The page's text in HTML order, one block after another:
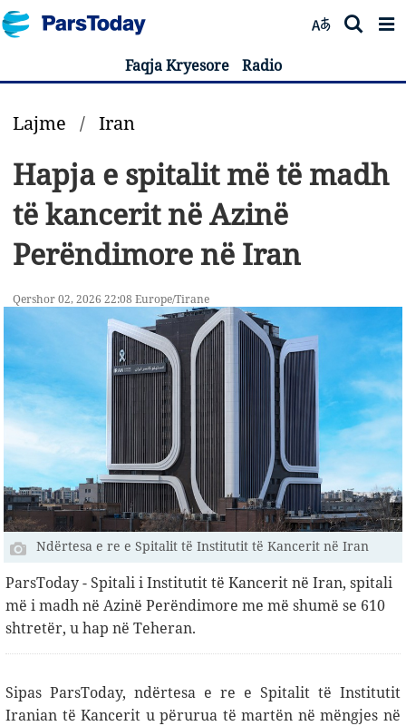
Faqja Kryesore Radio
Lajme / Iran
Hapja e spitalit më të madh
të kancerit në Azinë
Perëndimore në Iran
Qershor 02, 2026 22:08 Europe/Tirane
Ndërtesa e re e Spitalit të Institutit të Kancerit në Iran
ParsToday - Spitali i Institutit të Kancerit në Iran, spitali
më i madh në Azinë Perëndimore me më shumë se 610
shtretër, u hap në Teheran.
Sipas ParsToday, ndërtesa e re e Spitalit të Institutit
Iranian të Kancerit u përurua të martën në mëngjes në